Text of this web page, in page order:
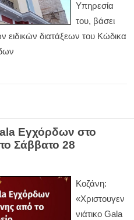
Υπηρεσία
του, βάσει
ειδικών διατάξεων του Κώδικα
Εγχόρδων στο
Σάββατο 28
Κοζάνη:
«Χριστουγεν
νιάτικο Gala